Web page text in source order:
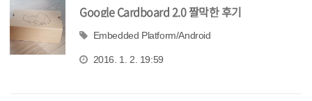
Google Cardboard 2.0 짤막한 후기
Embedded Platform/Android
2016. 1. 2. 19:59